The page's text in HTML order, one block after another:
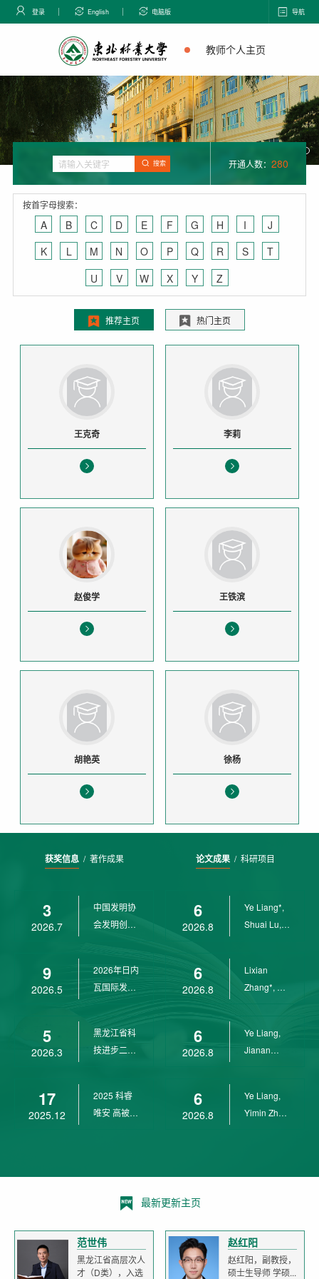
登录 English 电脑版 导航
教师个人主页
搜索 开通人数： 280
按首字母搜索：
A B C D E F G H I
J
K
L M N O P Q R S
T
U
V W X Y Z
推荐主页 热门主页
王克奇 李莉
赵俊学 王铁滨
胡艳英 徐杨
获奖信息/ 著作成果
3
2026.7
中国发明协
会发明创业
9
2026.5
2026年日内
瓦国际发明
5
2026.3
黑龙江省科
技进步二等
17
2025.12
2025 科睿
唯安 高被引
论文成果/ 科研项目
6
2026.8
Ye Liang*,
Shuai Lu,
6
2026.8
Lixian
Zhang*, Ye
6
2026.8
Ye Liang,
Jianan
6
2026.8
Ye Liang,
Yimin Zhu,
最新更新主页
范世伟
黑龙江省高层次人
才（D类），入选
赵红阳
赵红阳，副教授，
硕士生导师 学硕...